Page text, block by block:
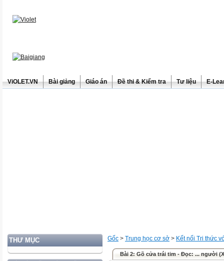
ViOLET.VN Bài giảng Giáo án Đề thi & Kiểm tra Tư liệu E-
THƯ MỤC Gốc > Trung học cơ sở > Kết nối Tri thức
Bài 2: Gõ cửa trái tim - Đọc: ... người